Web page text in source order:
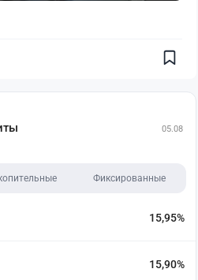
05.08
Фиксированные
15,95%
15,90%